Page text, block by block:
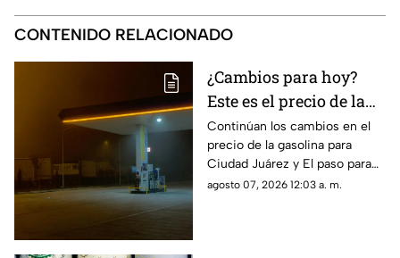
CONTENIDO RELACIONADO
¿Cambios para hoy?
Este es el precio de la
gasolina para Ciudad
Juárez y El Paso
Continúan los cambios en el
precio de la gasolina para
Ciudad Juárez y El paso para
hoy, 7 de agosto
agosto 07, 2026 12:03 a. m.